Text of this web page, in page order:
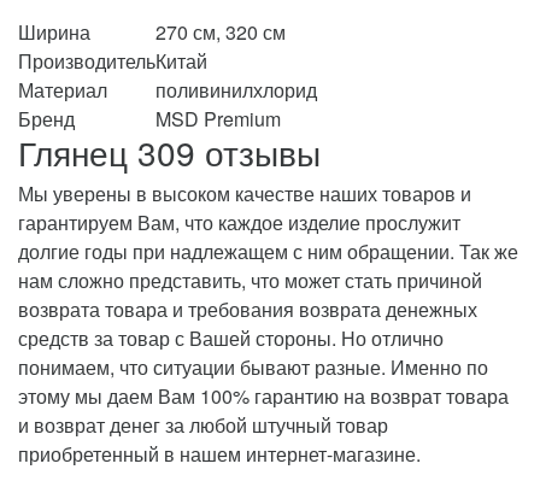
Ширина
270 см, 320 см
ПроизводительКитай
Материал
поливинилхлорид
Бренд
MSD Premium
Глянец 309 отзывы
Мы уверены в высоком качестве наших товаров и
гарантируем Вам, что каждое изделие прослужит
долгие годы при надлежащем с ним обращении. Так же
нам сложно представить, что может стать причиной
возврата товара и требования возврата денежных
средств за товар с Вашей стороны. Но отлично
понимаем, что ситуации бывают разные. Именно по
этому мы даем Вам 100% гарантию на возврат товара
и возврат денег за любой штучный товар
приобретенный в нашем интернет-магазине.